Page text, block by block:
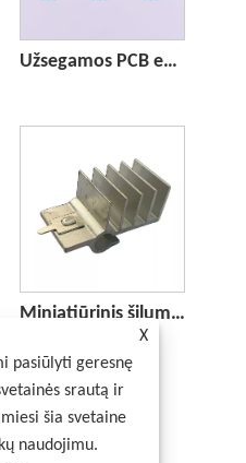
Užsegamos PCB ekranuojančios skardinės su įvorėmis
Miniatiūrinis šilumnešis
X
pasiūlyti geresnę
srautą ir
šia svetaine
naudojimu.